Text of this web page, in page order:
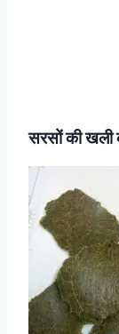
सरसों की खली